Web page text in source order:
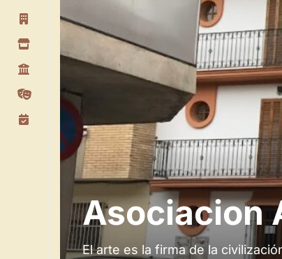
Asociacion
El arte es la firma de la